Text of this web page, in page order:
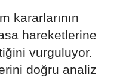
kararlarının
hareketlerine
vurguluyor.
doğru analiz